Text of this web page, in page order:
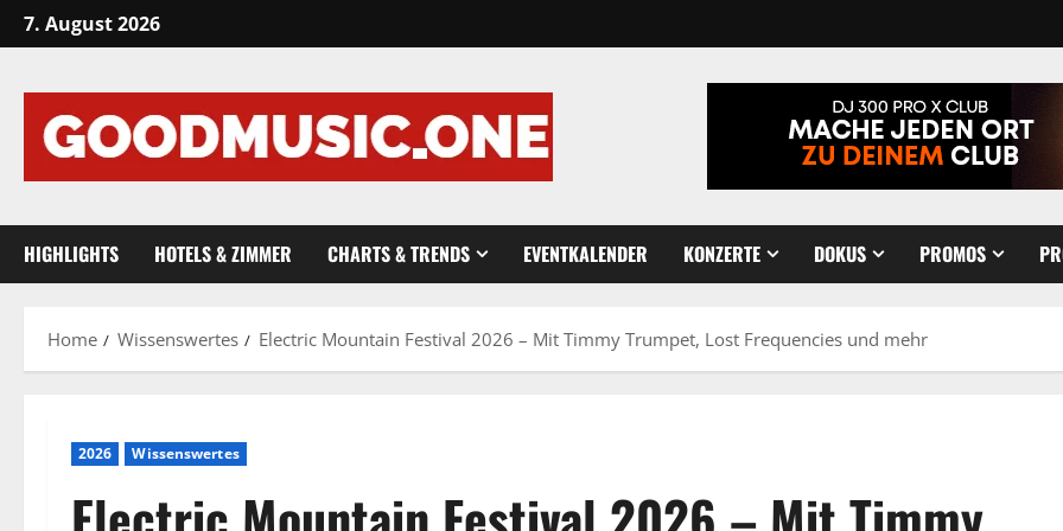
Skip
to
7. August 2026
HIGHLIGHTS HOTELS & ZIMMER CHARTS & TRENDS EVENTKALENDER KONZERTE DOKUS PROMOS
Home Wissenswertes Electric Mountain Festival 2026 – Mit Timmy Trumpet, Lost Frequencies und mehr
2026 Wissenswertes